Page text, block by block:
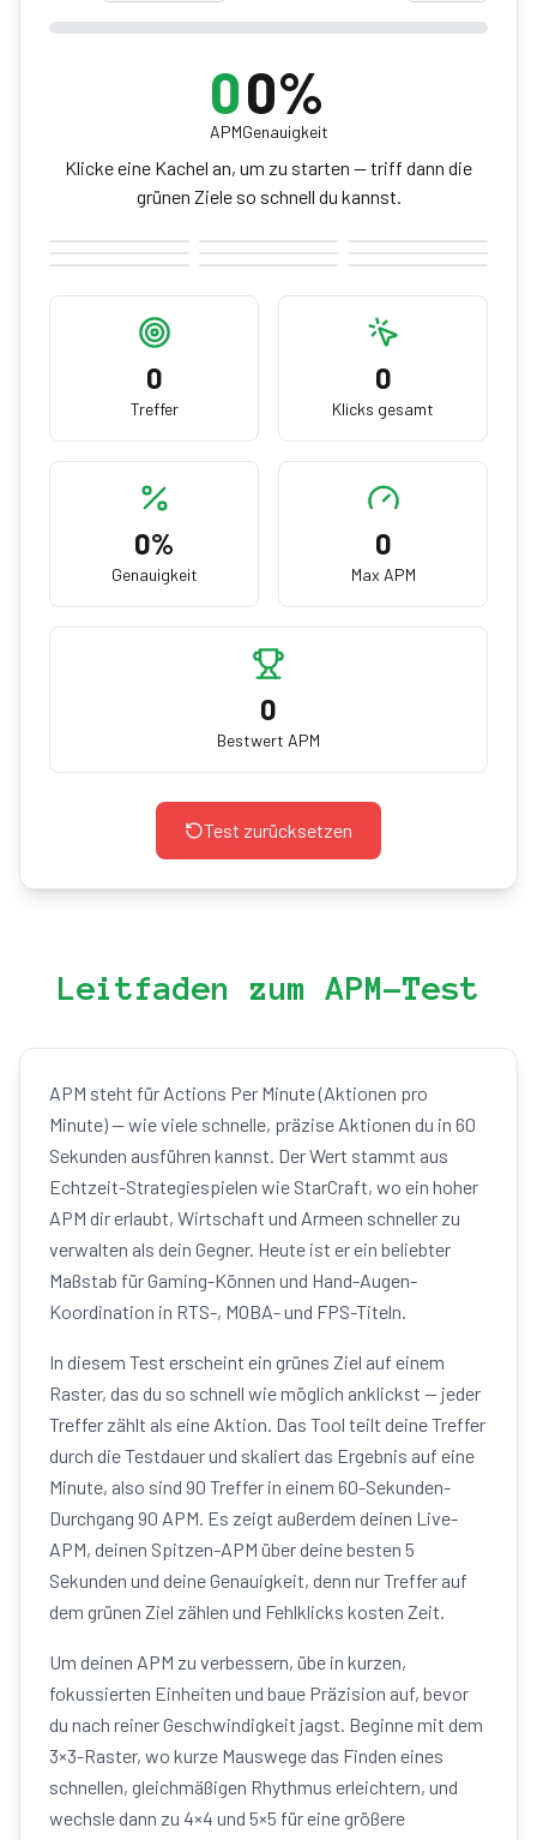
0
APM
0%
Genauigkeit
Klicke eine Kachel an, um zu starten — triff dann die
grünen Ziele so schnell du kannst.
0
Treffer
0
Klicks gesamt
0%
Genauigkeit
0
Max APM
0
Bestwert APM
Test zurücksetzen
Leitfaden zum APM-Test
APM steht für Actions Per Minute (Aktionen pro
Minute) — wie viele schnelle, präzise Aktionen du in 60
Sekunden ausführen kannst. Der Wert stammt aus
Echtzeit-Strategiespielen wie StarCraft, wo ein hoher
APM dir erlaubt, Wirtschaft und Armeen schneller zu
verwalten als dein Gegner. Heute ist er ein beliebter
Maßstab für Gaming-Können und Hand-Augen-
Koordination in RTS-, MOBA- und FPS-Titeln.
In diesem Test erscheint ein grünes Ziel auf einem
Raster, das du so schnell wie möglich anklickst — jeder
Treffer zählt als eine Aktion. Das Tool teilt deine Treffer
durch die Testdauer und skaliert das Ergebnis auf eine
Minute, also sind 90 Treffer in einem 60-Sekunden-
Durchgang 90 APM. Es zeigt außerdem deinen Live-
APM, deinen Spitzen-APM über deine besten 5
Sekunden und deine Genauigkeit, denn nur Treffer auf
dem grünen Ziel zählen und Fehlklicks kosten Zeit.
Um deinen APM zu verbessern, übe in kurzen,
fokussierten Einheiten und baue Präzision auf, bevor
du nach reiner Geschwindigkeit jagst. Beginne mit dem
3×3-Raster, wo kurze Mauswege das Finden eines
schnellen, gleichmäßigen Rhythmus erleichtern, und
wechsle dann zu 4×4 und 5×5 für eine größere